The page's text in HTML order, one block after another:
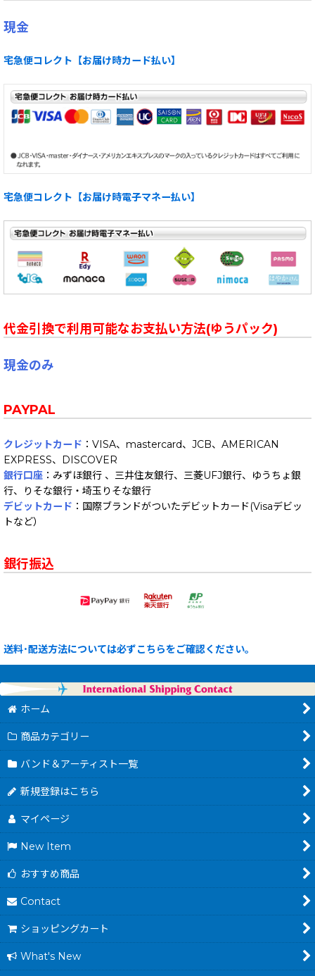
現金
宅急便コレクト【お届け時カード払い】
宅急便コレクト【お届け時電子マネー払い】
代金引換で利用可能なお支払い方法(ゆうパック)
現金のみ
PAYPAL
クレジットカード ：VISA、mastercard、JCB、AMERICAN
EXPRESS、DISCOVER
銀行口座 ：みずほ銀行 、三井住友銀行、三菱UFJ銀行、ゆうちょ銀
行、りそな銀行・埼玉りそな銀行
デビットカード ：国際ブランドがついたデビットカード(Visaデビッ
トなど）
銀行振込
送料･配送方法については必ずこちらをご確認ください。
ホーム
商品カテゴリー
バンド＆アーティスト一覧
新規登録はこちら
マイページ
New Item
おすすめ商品
Contact
ショッピングカート
What's New